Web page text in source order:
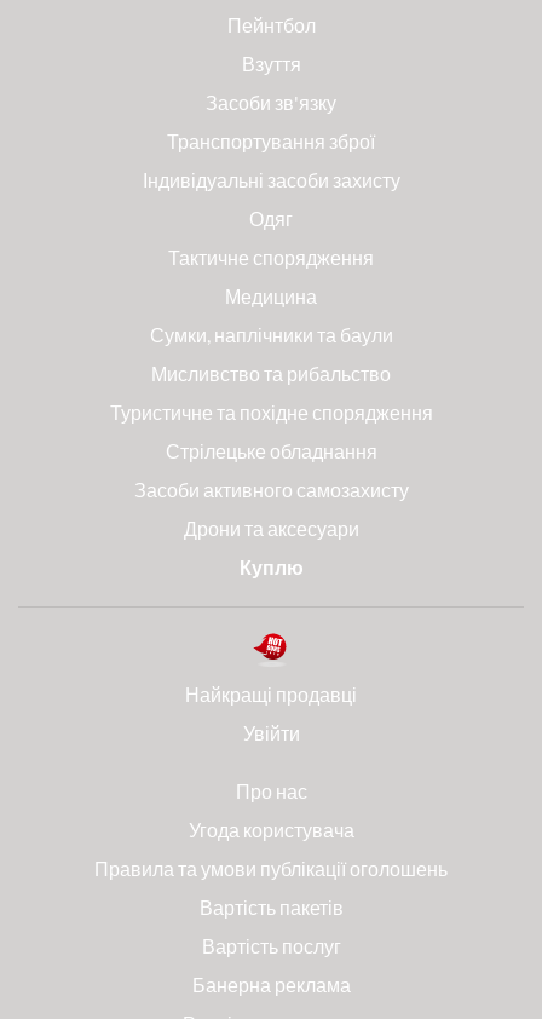
Пейнтбол
Взуття
Засоби зв'язку
Транспортування зброї
Індивідуальні засоби захисту
Одяг
Тактичне спорядження
Медицина
Сумки, наплічники та баули
Мисливство та рибальство
Туристичне та похідне спорядження
Стрілецьке обладнання
Засоби активного самозахисту
Дрони та аксесуари
Куплю
Найкращі продавці
Увійти
Про нас
Угода користувача
Правила та умови публікації оголошень
Вартість пакетів
Вартість послуг
Банерна реклама